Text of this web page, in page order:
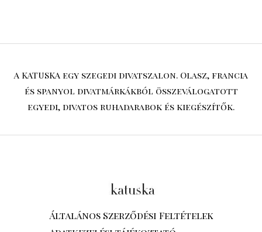
A KATUSKA egy szegedi divatszalon. Olasz, francia
és spanyol divatmárkákból összeválogatott
egyedi, divatos ruhadarabok és kiegészítők.
Általános Szerződési Feltételek